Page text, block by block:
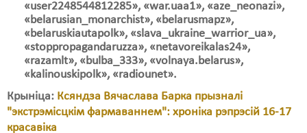
«user2248544812285», «war.uaa1», «aze_neonazi»,
«belarusian_monarchist», «belarusmapz»,
«belaruskiautapolk», «slava_ukraine_warrior_ua»,
«stoppropagandaruzza», «netavoreikalas24»,
«razamlt», «bulba_333», «volnaya.belarus»,
«kalinouskipolk», «radiounet».
Крыніца: Ксяндза Вячаслава Барка прызналі
"экстрэмісцкім фармаваннем": хроніка рэпрэсій 16-17
красавіка